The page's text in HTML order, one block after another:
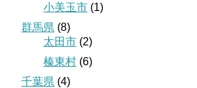
小美玉市 (1)
群馬県 (8)
太田市 (2)
榛東村 (6)
千葉県 (4)